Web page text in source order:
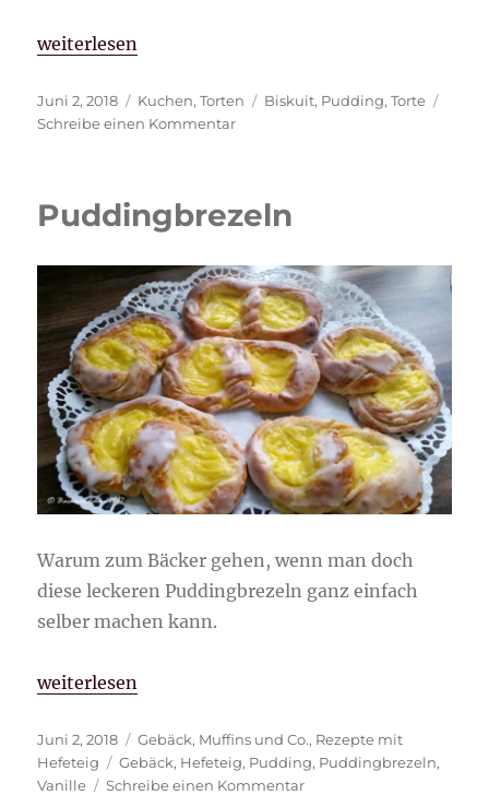
„Krönchentorte“
weiterlesen
Veröffentlicht
am
Juni 2, 2018 Kategorien
Kuchen,Torten Schlagwörter
Biskuit, Pudding,Torte
Schreibe einen Kommentarzu
Puddingbrezeln
Warum zum Bäcker gehen, wenn man doch
diese leckeren Puddingbrezeln ganz einfach
selber machen kann.
„Puddingbrezeln“
weiterlesen
Veröffentlicht
am
Juni 2, 2018 Kategorien
Gebäck, Muffins und Co., Rezepte mit
Hefeteig
Schlagwörter
Gebäck, Hefeteig, Pudding, Puddingbrezeln,
Vanille
Schreibe einen Kommentarzu